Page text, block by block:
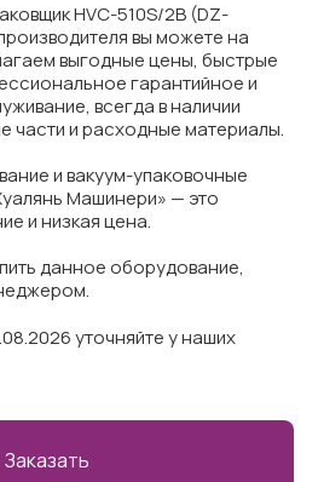
HVC-510S/2B (DZ-
вы можете на
выгодные цены, быстрые
гарантийное и
всегда в наличии
части и расходные материалы.
и вакуум-упаковочные
Машинери» — это
и низкая цена.
данное оборудование,
уточняйте у наших
Заказать